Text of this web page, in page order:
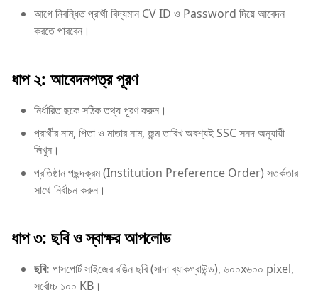
আগে নিবন্ধিত প্রার্থী বিদ্যমান CV ID ও Password দিয়ে আবেদন
করতে পারবেন।
ধাপ ২: আবেদনপত্র পূরণ
নির্ধারিত ছকে সঠিক তথ্য পূরণ করুন।
প্রার্থীর নাম, পিতা ও মাতার নাম, জন্ম তারিখ অবশ্যই SSC সনদ অনুযায়ী
লিখুন।
প্রতিষ্ঠান পছন্দক্রম (Institution Preference Order) সতর্কতার
সাথে নির্বাচন করুন।
ধাপ ৩: ছবি ও স্বাক্ষর আপলোড
ছবি: পাসপোর্ট সাইজের রঙিন ছবি (সাদা ব্যাকগ্রাউন্ড), ৬০০x৬০০ pixel,
সর্বোচ্চ ১০০ KB।